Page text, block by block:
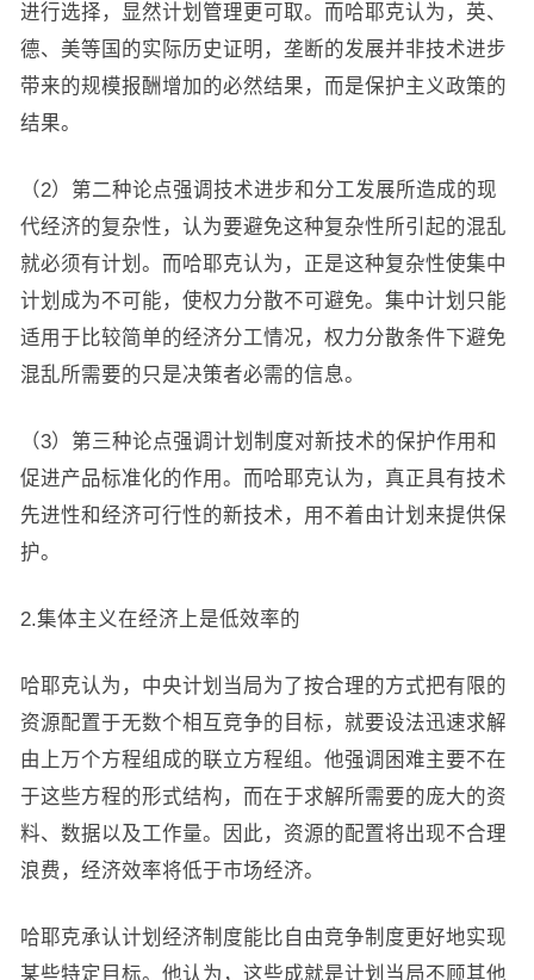
进行选择，显然计划管理更可取。而哈耶克认为，英、
德、美等国的实际历史证明，垄断的发展并非技术进步
带来的规模报酬增加的必然结果，而是保护主义政策的
结果。
（2）第二种论点强调技术进步和分工发展所造成的现
代经济的复杂性，认为要避免这种复杂性所引起的混乱
就必须有计划。而哈耶克认为，正是这种复杂性使集中
计划成为不可能，使权力分散不可避免。集中计划只能
适用于比较简单的经济分工情况，权力分散条件下避免
混乱所需要的只是决策者必需的信息。
（3）第三种论点强调计划制度对新技术的保护作用和
促进产品标准化的作用。而哈耶克认为，真正具有技术
先进性和经济可行性的新技术，用不着由计划来提供保
护。
2.集体主义在经济上是低效率的
哈耶克认为，中央计划当局为了按合理的方式把有限的
资源配置于无数个相互竞争的目标，就要设法迅速求解
由上万个方程组成的联立方程组。他强调困难主要不在
于这些方程的形式结构，而在于求解所需要的庞大的资
料、数据以及工作量。因此，资源的配置将出现不合理
浪费，经济效率将低于市场经济。
哈耶克承认计划经济制度能比自由竞争制度更好地实现
某些特定目标。他认为，这些成就是计划当局不顾其他